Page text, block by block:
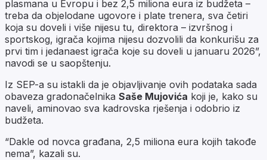
plasmana u Evropu i bez 2,5 miliona eura iz budžeta –
treba da objelodane ugovore i plate trenera, sva četiri
koja su doveli i više nijesu tu, direktora – izvršnog i
sportskog, igrača kojima nijesu dozvolili da konkurišu za
prvi tim i jedanaest igrača koje su doveli u januaru 2026”,
navodi se u saopštenju.
Iz SEP-a su istakli da je objavljivanje ovih podataka sada
obaveza gradonačelnika Saše Mujovića koji je, kako su
naveli, aminovao sva kadrovska rješenja i odobrio iz
budžeta.
“Dakle od novca građana, 2,5 miliona eura kojih takođe
nema”, kazali su.